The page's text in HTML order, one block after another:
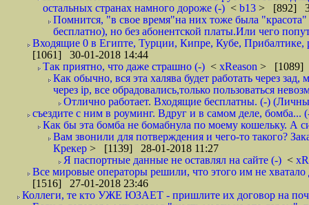
остальных странах намного дороже (-) < b13 > [892]
Помнится, "в свое время"на них тоже была
бесплатно), но без абонентской платы.Или чего
Входящие 0 в Египте, Турции, Кипре, Кубе,
[1061] 30-01-2018 14:44
Так приятно, что даже страшно (-) < xReason > [1089]
Как обычно, вся эта халява будет работать через
через ip, все обрадовались,только пользоваться
Отлично работает. Входящие бесплатны. (-)
съездите с ним в роуминг. Вдруг и в самом деле, бомба...
Как бы эта бомба не бомабнула по моему кошельку. А
Вам звонили для потверждения и чего-то такого?
Крекер > [1139] 28-01-2018 11:27
Я паспортные данные не оставлял на сайте (-) <
Все мировые операторы решили, что этого им не
[1516] 27-01-2018 23:46
Коллеги, те кто УЖЕ ЮЗАЕТ - пришлите их договор на